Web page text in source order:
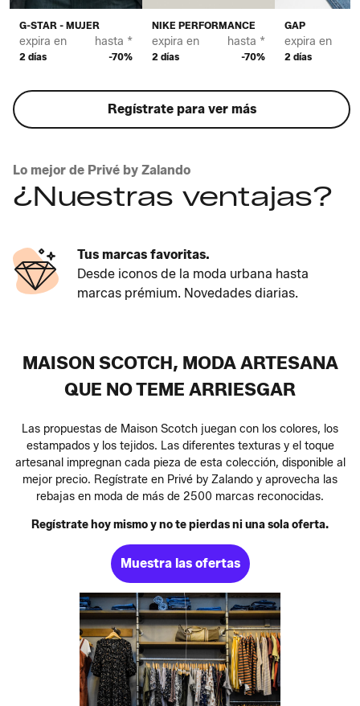
G-STAR - MUJER
expira en
2 días
hasta *
-70%
NIKE PERFORMANCE
expira en
2 días
hasta *
-70%
GAP
expira en
2 días
Regístrate para ver más
Lo mejor de Privé by Zalando
¿Nuestras ventajas?
Tus marcas favoritas.
Desde iconos de la moda urbana hasta
marcas prémium. Novedades diarias.
MAISON SCOTCH, MODA ARTESANA
QUE NO TEME ARRIESGAR
Las propuestas de Maison Scotch juegan con los colores, los
estampados y los tejidos. Las diferentes texturas y el toque
artesanal impregnan cada pieza de esta colección, disponible al
mejor precio. Regístrate en Privé by Zalando y aprovecha las
rebajas en moda de más de 2500 marcas reconocidas.
Regístrate hoy mismo y no te pierdas ni una sola oferta.
Muestra las ofertas